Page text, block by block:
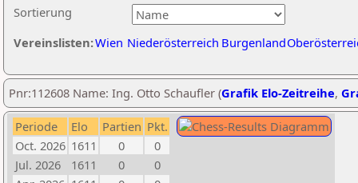
Sortierung
Vereinslisten:Wien Niederösterreich Burgenland
Pnr:112608 Name: Ing. Otto Schaufler (Grafik Elo-Zeitreihe,
Periode Elo Partien Pkt.
Oct. 2026 1611 0
0
Jul. 2026
1611 0
0